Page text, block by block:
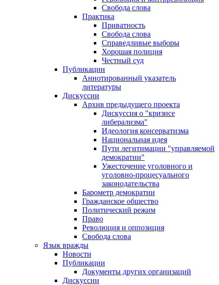
Свобода слова
Практика
Приватность
Свобода слова
Справедливые выборы
Хорошая полиция
Честный суд
Публикации
Аннотированный указатель
литературы
Дискуссии
Архив предыдущего проекта
Дискуссия о "кризисе
либерализма"
Идеология консерватизма
Национальная идея
Пути легитимации "управляемой
демократии"
Ужесточение уголовного и
уголовно-процесуального
законодательства
Барометр демократии
Гражданское общество
Политический режим
Право
Революция и оппозиция
Свобода слова
Язык вражды
Новости
Публикации
Документы других организаций
Дискуссии